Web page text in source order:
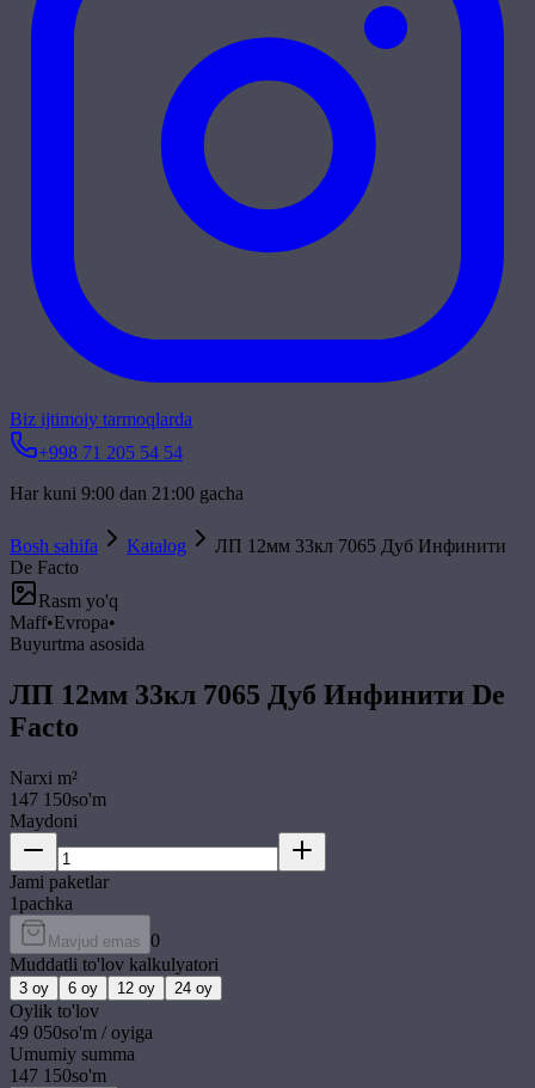
Biz ijtimoiy tarmoqlarda
+998 71 205 54 54
Har kuni 9:00 dan 21:00 gacha
Bosh sahifa Katalog
ЛП 12мм 33кл 7065 Дуб Инфинити
De Facto
Rasm yo'q
Maff•Evropa•
Buyurtma asosida
ЛП 12мм 33кл 7065 Дуб Инфинити De
Facto
Narxi m²
147 150so'm
Maydoni
Jami paketlar
1pachka
Mavjud emas 0
Muddatli to'lov kalkulyatori
3 oy 6 oy 12 oy 24 oy
Oylik to'lov
49 050so'm / oyiga
Umumiy summa
147 150so'm